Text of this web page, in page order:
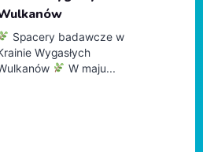
Spacery badawcze w
Wygasłych
W maju...